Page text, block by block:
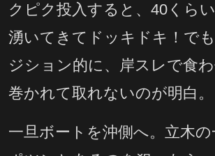
クピク投入すると、40くら
湧いてきてドッキドキ！で
ジション的に、岸スレで食
巻かれて取れないのが明白。
一旦ボートを沖側へ。立木の